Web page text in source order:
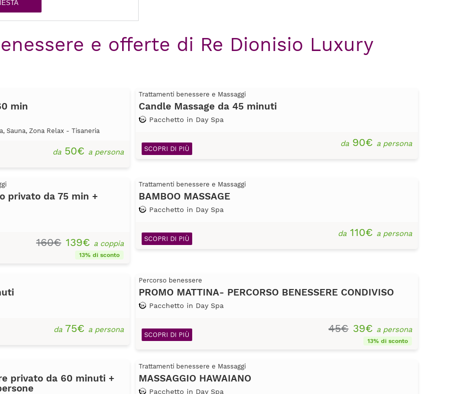
e offerte di Re Dionisio Luxury
min
Sauna, Zona Relax - Tisaneria
da50€ a persona
Trattamenti benessere e Massaggi
Candle Massage da 45 minuti
Pacchetto in Day Spa
da90€ a persona
SCOPRI DI PIÙ
privato da 75 min +
160€ 139€ a coppia
13% di sconto
Trattamenti benessere e Massaggi
BAMBOO MASSAGE
Pacchetto in Day Spa
da110€ a persona
SCOPRI DI PIÙ
da75€ a persona
Percorso benessere
PROMO MATTINA- PERCORSO BENESSERE CONDIVISO
Pacchetto in Day Spa
45€ 39€ a persona
13% di sconto
SCOPRI DI PIÙ
privato da 60 minuti +
Trattamenti benessere e Massaggi
MASSAGGIO HAWAIANO
Pacchetto in Day Spa